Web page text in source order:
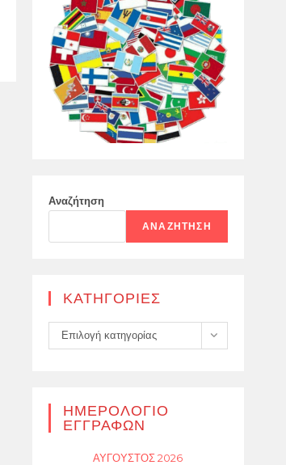
Αναζήτηση
ΑΝΑΖΉΤΗΣΗ
KΑΤΗΓΟΡΊΕΣ
Kατηγορίες
Επιλογή κατηγορίας
ΗΜΕΡΟΛΌΓΙΟ
ΕΓΓΡΑΦΏΝ
ΑΎΓΟΥΣΤΟΣ 2026